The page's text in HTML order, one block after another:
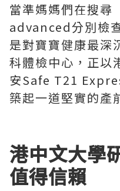
當準媽媽們在搜
advanced分別檢
是對寶寶健康最深
科體檢中心，正以
安Safe T21
築起一道堅實的產
港中文大學
值得信賴